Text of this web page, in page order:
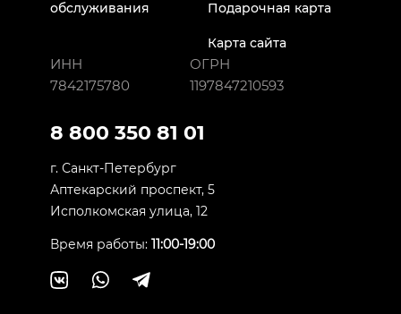
обслуживания
Подарочная карта
Карта сайта
ИНН
7842175780
ОГРН
1197847210593
8 800 350 81 01
г. Санкт-Петербург
Аптекарский проспект, 5
Исполкомская улица, 12
Время работы: 11:00-19:00